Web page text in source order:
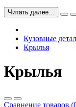
Читать далее...
Кузовные
Крылья
Крылья
Сравнение товаров